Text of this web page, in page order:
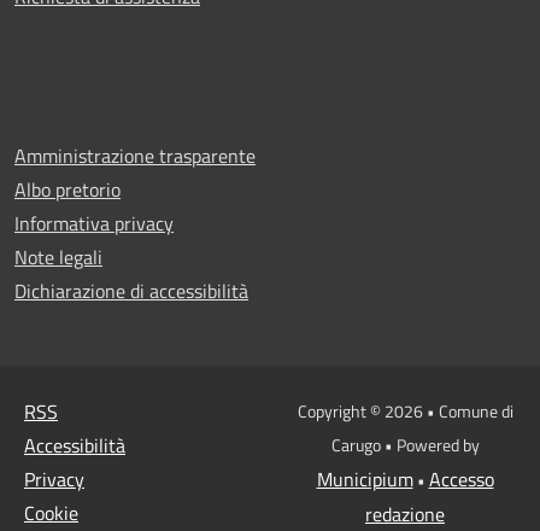
Amministrazione trasparente
Albo pretorio
Informativa privacy
Note legali
Dichiarazione di accessibilità
RSS
Accessibilità
Privacy
Cookie
Copyright © 2026 • Comune di
Carugo • Powered by
Municipium• Accesso
redazione